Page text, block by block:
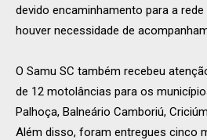
devido encaminhamento para a
houver necessidade de
O Samu SC também recebeu
de 12 motolâncias para os
Palhoça, Balneário Camboriú,
Além disso, foram entregues cinco